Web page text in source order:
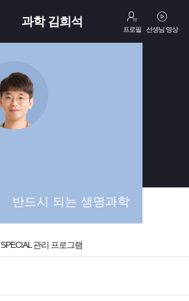
과학 김희석
프로필 선생님 영상
반드시 되는 생명과학
SPECIAL 관리 프로그램